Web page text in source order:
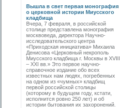
Вышла в свет первая монография
о церковной истории Миусского
кладбища
Вчера, 7 февраля, в российской
столице представлена монография
москвоведа, директора Научно-
исследовательского центра
«Приходская инициатива» Михаила
Денисова «Церковный некрополь
Миусского кладбища г. Москвы в XVIII
– XXI вв.» Это первое научно-
справочное издание обо всех
известных нам людях, погребенных
на одном из «чумных» кладбищ
первой российской столицы
(которому в будущем году, кстати,
исполнится ровно 250 лет) и об
истории бытования их захоронений.